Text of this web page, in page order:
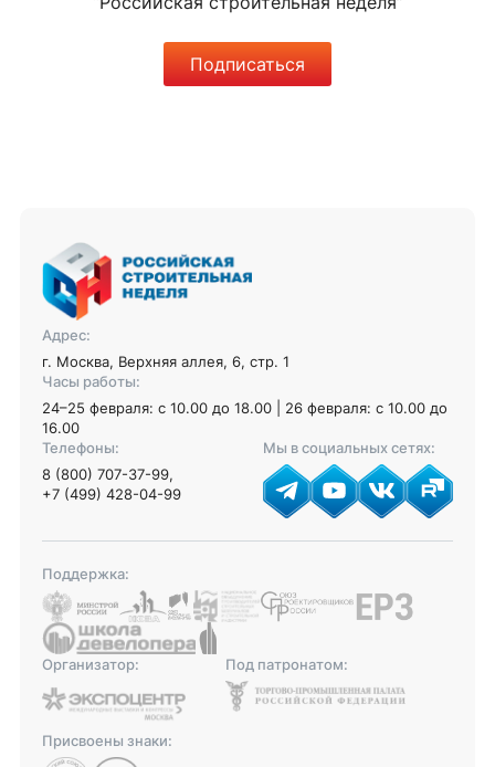
Подписаться
Адрес:
г. Москва, Верхняя аллея, 6, стр. 1
Часы работы:
24–25 февраля: с 10.00 до 18.00 | 26 февраля: с 10.00 до
16.00
Телефоны:
8 (800) 707-37-99,
+7 (499) 428-04-99
Мы в социальных сетях:
Поддержка:
Организатор: Под патронатом:
Присвоены знаки: